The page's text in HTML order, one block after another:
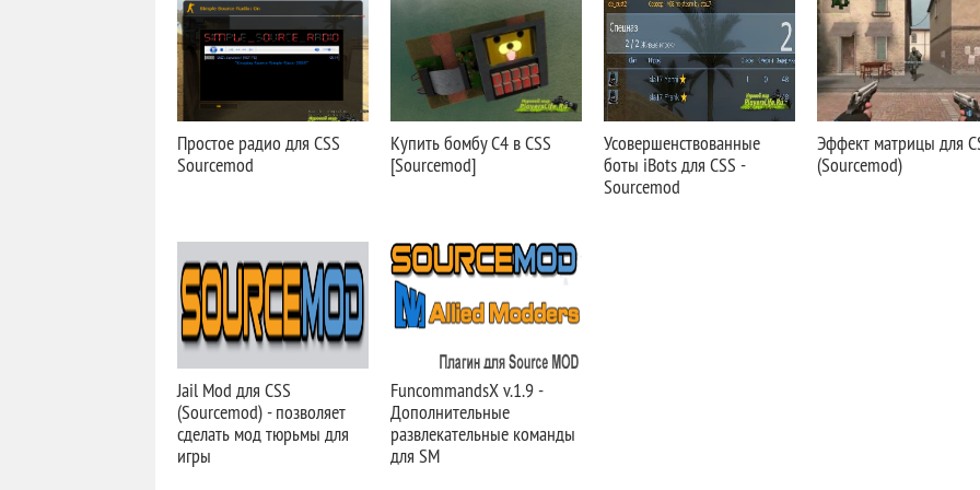
Простое радио для CSS
Sourcemod
Купить бомбу C4 в CSS
[Sourcemod]
Усовершенствованные
боты iBots для CSS -
Sourcemod
Эффект матрицы для
(Sourcemod)
Jail Mod для CSS
(Sourcemod) - позволяет
сделать мод тюрьмы для
игры
FuncommandsX v.1.9 -
Дополнительные
развлекательные команды
для SM